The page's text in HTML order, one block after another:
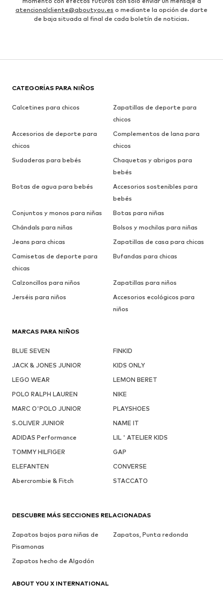
atencionalcliente@aboutyou.es o mediante la opción de darte
de baja situada al final de cada boletín de noticias.
CATEGORÍAS PARA NIÑOS
Calcetines para chicos
Zapatillas de deporte para
chicos
Accesorios de deporte para
chicos
Complementos de lana para
chicos
Sudaderas para bebés
Chaquetas y abrigos para
bebés
Botas de agua para bebés
Accesorios sostenibles para
bebés
Conjuntos y monos para niñas
Botas para niñas
Chándals para niñas
Bolsos y mochilas para niñas
Jeans para chicas
Zapatillas de casa para chicas
Camisetas de deporte para
chicas
Bufandas para chicas
Calzoncillos para niños
Zapatillas para niños
Jerséis para niños
Accesorios ecológicos para
niños
MARCAS PARA NIÑOS
BLUE SEVEN
FINKID
JACK & JONES JUNIOR
KIDS ONLY
LEGO WEAR
LEMON BERET
POLO RALPH LAUREN
NIKE
MARC O'POLO JUNIOR
PLAYSHOES
S.OLIVER JUNIOR
NAME IT
ADIDAS Performance
LIL ' ATELIER KIDS
TOMMY HILFIGER
GAP
ELEFANTEN
CONVERSE
Abercrombie & Fitch
STACCATO
DESCUBRE MÁS SECCIONES RELACIONADAS
Zapatos bajos para niñas de
Pisamonas
Zapatos, Punta redonda
Zapatos hecho de Algodón
ABOUT YOU X INTERNATIONAL